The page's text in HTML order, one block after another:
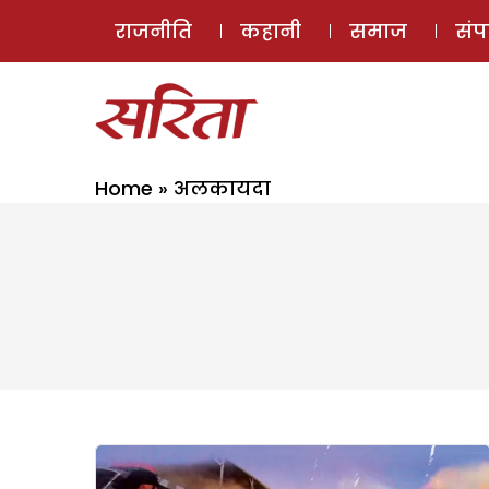
राजनीति कहानी समाज
Home » अलकायदा